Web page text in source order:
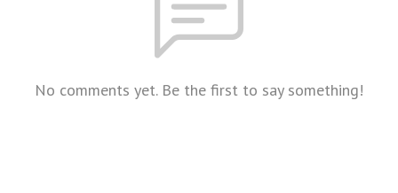
No comments yet. Be the first to say something!